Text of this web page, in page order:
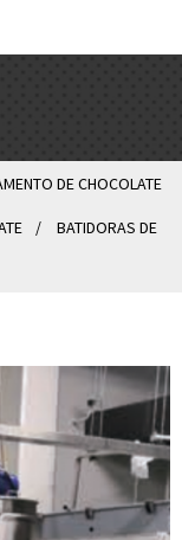
DE CHOCOLATE
BATIDORAS DE